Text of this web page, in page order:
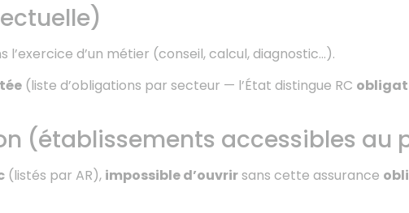
l’exercice d’un métier (conseil, calcul, diagnostic…).
(liste d’obligations par secteur — l’État distingue RC
(établissements accessibles au
(listés par AR), impossible d’ouvrirsans cette assurance